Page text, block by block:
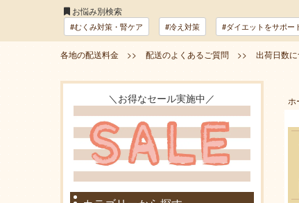
お悩み別検索
#むくみ対策・腎ケア #冷え対策 #ダイエットをサポー
各地の配送料金 >> 配送のよくあるご質問 >> 出荷日数
ホ
＼お得なセール実施中／